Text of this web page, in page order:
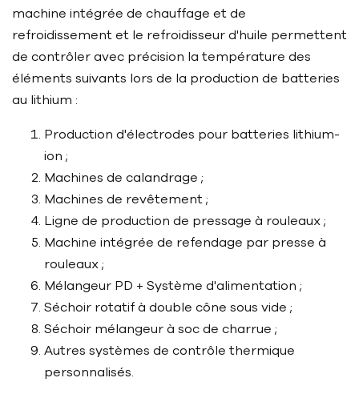
machine intégrée de chauffage et de
refroidissement et le refroidisseur d'huile permettent
de contrôler avec précision la température des
éléments suivants lors de la production de batteries
au lithium :
Production d'électrodes pour batteries lithium-
ion ;
Machines de calandrage ;
Machines de revêtement ;
Ligne de production de pressage à rouleaux ;
Machine intégrée de refendage par presse à
rouleaux ;
Mélangeur PD + Système d'alimentation ;
Séchoir rotatif à double cône sous vide ;
Séchoir mélangeur à soc de charrue ;
Autres systèmes de contrôle thermique
personnalisés.